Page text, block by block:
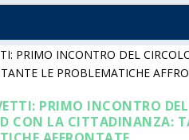
PRIMO INCONTRO DEL
CON LA CITTADINANZA: